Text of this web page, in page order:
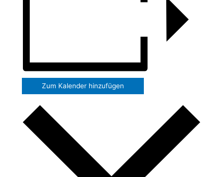
Zum Kalender hinzufügen